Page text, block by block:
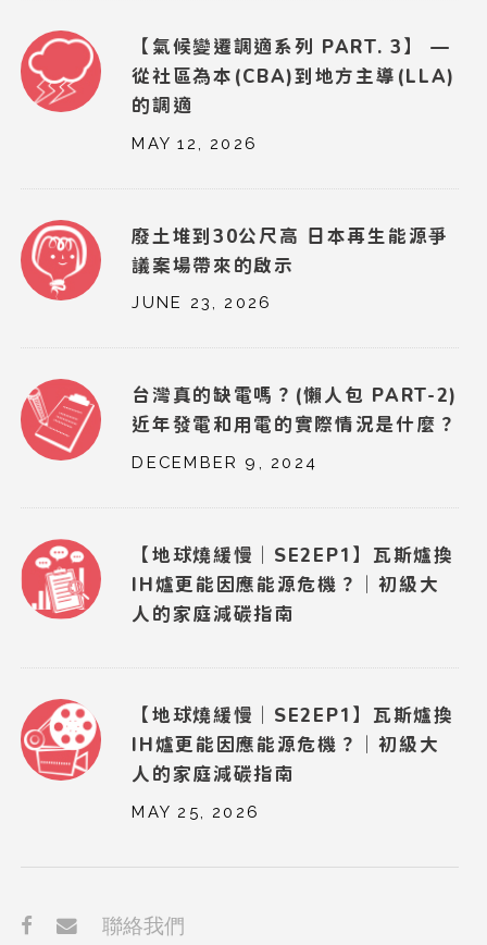
【氣候變遷調適系列 PART. 3】 —
從社區為本(CBA)到地方主導(LLA)
的調適
MAY 12, 2026
廢土堆到30公尺高 日本再生能源爭
議案場帶來的啟示
JUNE 23, 2026
台灣真的缺電嗎？(懶人包 PART-2)
近年發電和用電的實際情況是什麼？
DECEMBER 9, 2024
【地球燒緩慢｜SE2EP1】瓦斯爐換
IH爐更能因應能源危機？｜初級大
人的家庭減碳指南
【地球燒緩慢｜SE2EP1】瓦斯爐換
IH爐更能因應能源危機？｜初級大
人的家庭減碳指南
MAY 25, 2026
聯絡我們